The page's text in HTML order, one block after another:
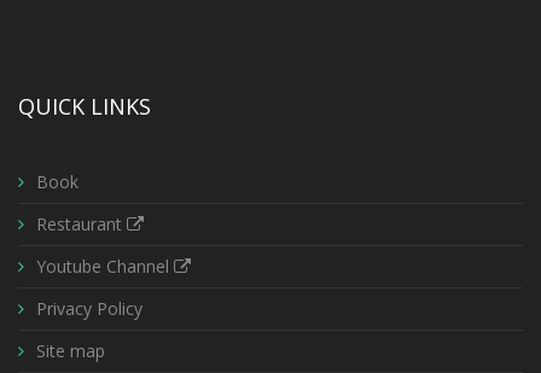
RICOTTA C/ESPINAFRE
PRATOS VEGETARIANOS
RISOTO COM COGUMELOS
QUICK LINKS
Book
Restaurant
Youtube Channel
Privacy Policy
Site map